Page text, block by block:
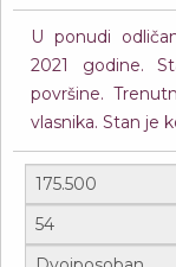
U ponudi
2021 godine.
površine.
vlasnika. Stan je